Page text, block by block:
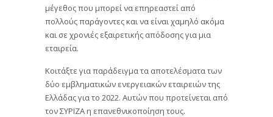
μέγεθος που μπορεί να επηρεαστεί από
πολλούς παράγοντες και να είναι χαμηλό ακόμα
και σε χρονιές εξαιρετικής απόδοσης για μια
εταιρεία.
Κοιτάξτε για παράδειγμα τα αποτελέσματα των
δύο εμβληματικών ενεργειακών εταιρειών της
Ελλάδας για το 2022. Αυτών που προτείνεται από
τον ΣΥΡΙΖΑ η επανεθνικοποίηση τους.